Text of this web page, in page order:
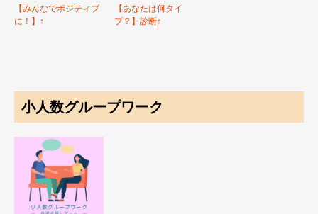
【みんなでポジティブ
に！】↑
【あなたは何タイ
プ？】診断↑
小人数グループワーク